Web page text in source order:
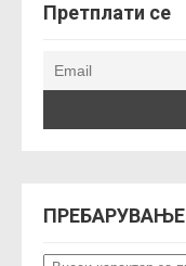
Претплати се
ПРЕБАРУВАЊЕ